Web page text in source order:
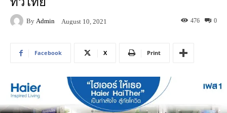
By Admin August 10, 2021 0
476
Facebook X Print